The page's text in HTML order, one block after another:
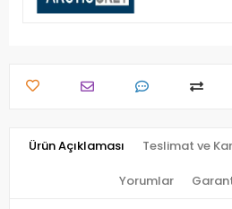
Ürün Açıklaması Teslimat ve
Yorumlar